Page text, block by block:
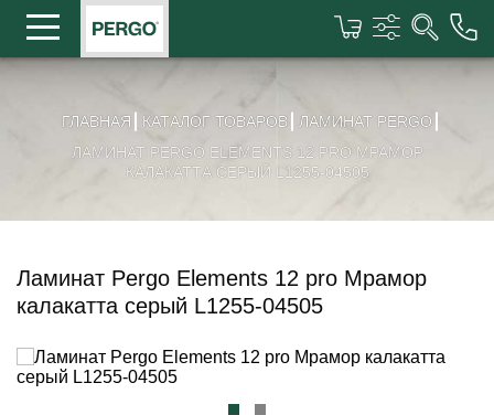
ГЛАВНАЯ КАТАЛОГ ТОВАРОВ
ЛАМИНАТ PERGO
ЛАМИНАТ PERGO ELEMENTS 12 PRO МРАМОР
КАЛАКАТТА СЕРЫЙ L1255-04505
Ламинат Pergo Elements 12 pro Мрамор
калакатта серый L1255-04505